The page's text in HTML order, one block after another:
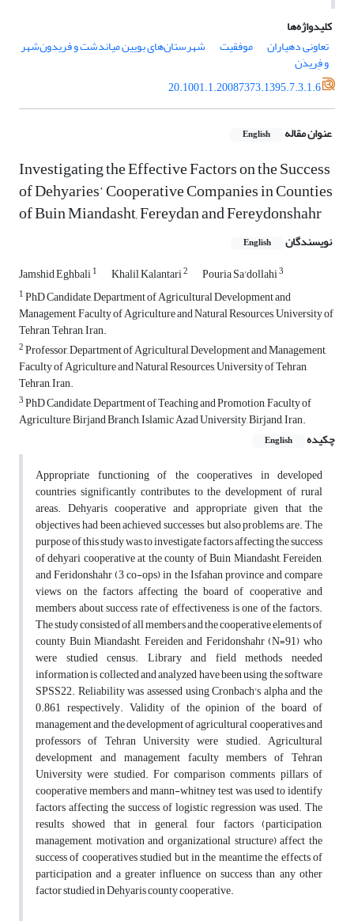
کلیدواژه‌ها
تعاونی‌ دهیاران
موفقیت شهرستان‌های بویین میاندشت و فریدون‌شهر
و فِریدَن
20.1001.1.20087373.1395.7.3.1.6
عنوان مقاله English
Investigating the Effective Factors on the Success
of Dehyaries’ Cooperative Companies in Counties
of Buin Miandasht, Fereydan and Fereydonshahr
نویسندگان English
Jamshid Eghbali1 Khalil Kalantari2 Pouria Sa'dollahi3
1PhD Candidate, Department of Agricultural Development and
Management, Faculty of Agriculture and Natural Resources, University of
Tehran, Tehran, Iran.
2Professor, Department of Agricultural Development and Management,
Faculty of Agriculture and Natural Resources, University of Tehran,
Tehran, Iran.
3PhD Candidate, Department of Teaching and Promotion, Faculty of
Agriculture, Birjand Branch, Islamic Azad University, Birjand, Iran.
چکیده
English
Appropriate functioning of the cooperatives in developed
countries significantly contributes to the development of rural
areas. Dehyaris cooperative and appropriate given that the
objectives had been achieved successes, but also problems are. The
purpose of this study was to investigate factors affecting the success
of dehyari cooperative at the county of Buin Miandasht, Fereiden,
and Feridonshahr (3 co-ops) in the Isfahan province and compare
views on the factors affecting the board of cooperative and
members about success rate of effectiveness is one of the factors.
The study consisted of all members and the cooperative elements of
county Buin Miandasht, Fereiden and Feridonshahr (N=91) who
were studied census. Library and field methods needed
information is collected and analyzed have been using the software
SPSS22. Reliability was assessed using Cronbach's alpha and the
0.861 respectively. Validity of the opinion of the board of
management and the development of agricultural cooperatives and
professors of Tehran University were studied. Agricultural
development and management faculty members of Tehran
University were studied. For comparison comments pillars of
cooperative members and mann-whitney test was used to identify
factors affecting the success of logistic regression was used. The
results showed that in general, four factors (participation,
management, motivation and organizational structure) affect the
success of cooperatives studied but in the meantime the effects of
participation and a greater influence on success than any other
factor studied in Dehyaris county cooperative.